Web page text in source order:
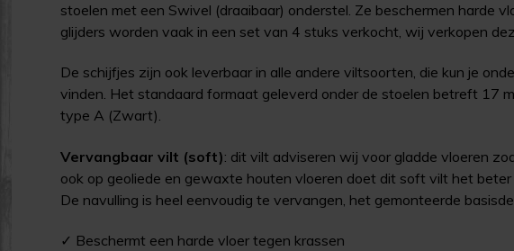
stoelen met een Swivel (draaibaar) onderstel. Ze beschermen harde
glijders worden vaak in een set van 4 stuks verkocht, wij verkopen
De schijfjes zijn ook leverbaar in alle andere viltsoorten, die kun je
vinden. Het standaard formaat geleverd onder de stoelen betreft 17
type A (Zwart).
Vervangbaar vilt (soft): dit vilt adviseren wij voor gladde vloeren
ook op geoliede en gewaxte houten vloeren doet dit soft vilt het beter
De navulling is heel eenvoudig te vervangen, het gemonteerde
✓ Beschermt een harde vloer tegen krassen